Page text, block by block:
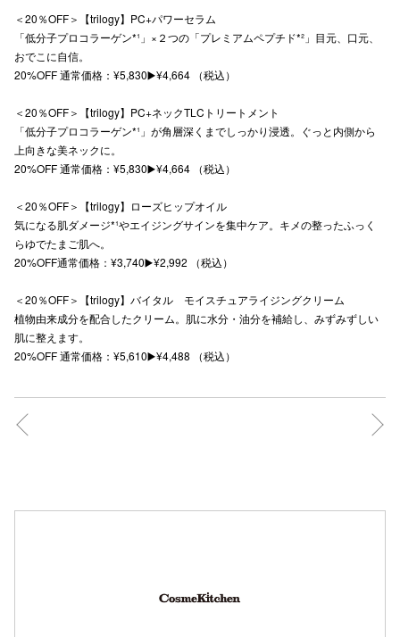
＜20％OFF＞【trilogy】PC+パワーセラム
「低分子プロコラーゲン*¹」×２つの「プレミアムペプチド*²」目元、口元、
おでこに自信。
20%OFF 通常価格：¥5,830▶️¥4,664 （税込）
＜20％OFF＞【trilogy】PC+ネックTLCトリートメント
「低分子プロコラーゲン*¹」が角層深くまでしっかり浸透。ぐっと内側から
上向きな美ネックに。
20%OFF 通常価格：¥5,830▶️¥4,664 （税込）
＜20％OFF＞【trilogy】ローズヒップオイル
気になる肌ダメージ*¹やエイジングサインを集中ケア。キメの整ったふっく
らゆでたまご肌へ。
20%OFF通常価格：¥3,740▶️¥2,992 （税込）
＜20％OFF＞【trilogy】バイタル モイスチュアライジングクリーム
植物由来成分を配合したクリーム。肌に水分・油分を補給し、みずみずしい
肌に整えます。
20%OFF 通常価格：¥5,610▶️¥4,488 （税込）
高崎オ
キャナルシ